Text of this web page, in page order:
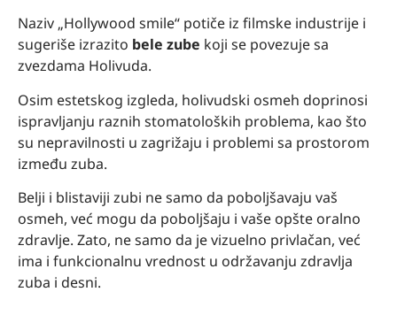
Naziv „Hollywood smile“ potiče iz filmske industrije i
sugeriše izrazito bele zube koji se povezuje sa
zvezdama Holivuda.
Osim estetskog izgleda, holivudski osmeh doprinosi
ispravljanju raznih stomatoloških problema, kao što
su nepravilnosti u zagrižaju i problemi sa prostorom
između zuba.
Belji i blistaviji zubi ne samo da poboljšavaju vaš
osmeh, već mogu da poboljšaju i vaše opšte oralno
zdravlje. Zato, ne samo da je vizuelno privlačan, već
ima i funkcionalnu vrednost u održavanju zdravlja
zuba i desni.